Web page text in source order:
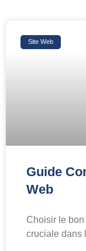
Site Web
Guide
Web
Choisir le
cruciale dans